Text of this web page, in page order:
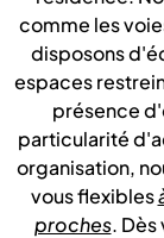
comme les
disposons
espaces
présence
particularité
organisation,
vous flexibles
proches.